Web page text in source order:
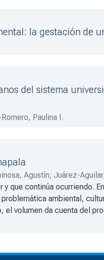
la gestación de
del sistema
Paulina I.
Agustín; Juárez-
Márquez, Alejandra ;
;Quinn-Cervantes,
que continúa ocurriendo.
ambiental,
volumen da cuenta del
estructurales de
las organizaciones de la